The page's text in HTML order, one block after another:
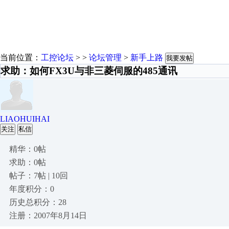
当前位置： 工控论坛 > > 论坛管理 > 新手上路 我要发帖
求助：如何FX3U与非三菱伺服的485通讯
LIAOHUIHAI
关注 私信
精华：0帖
求助：0帖
帖子：7帖 | 10回
年度积分：0
历史总积分：28
注册：2007年8月14日